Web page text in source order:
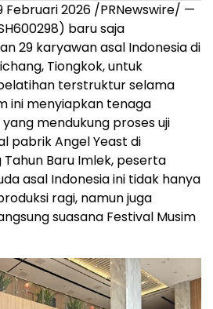
Februari 2026 /PRNewswire/ —
baru saja
29 karyawan asal Indonesia di
Tiongkok, untuk
terstruktur selama
ini menyiapkan tenaga
mendukung proses uji
pabrik Angel Yeast di
Tahun Baru Imlek, peserta
asal Indonesia ini tidak hanya
ragi, namun juga
suasana Festival Musim